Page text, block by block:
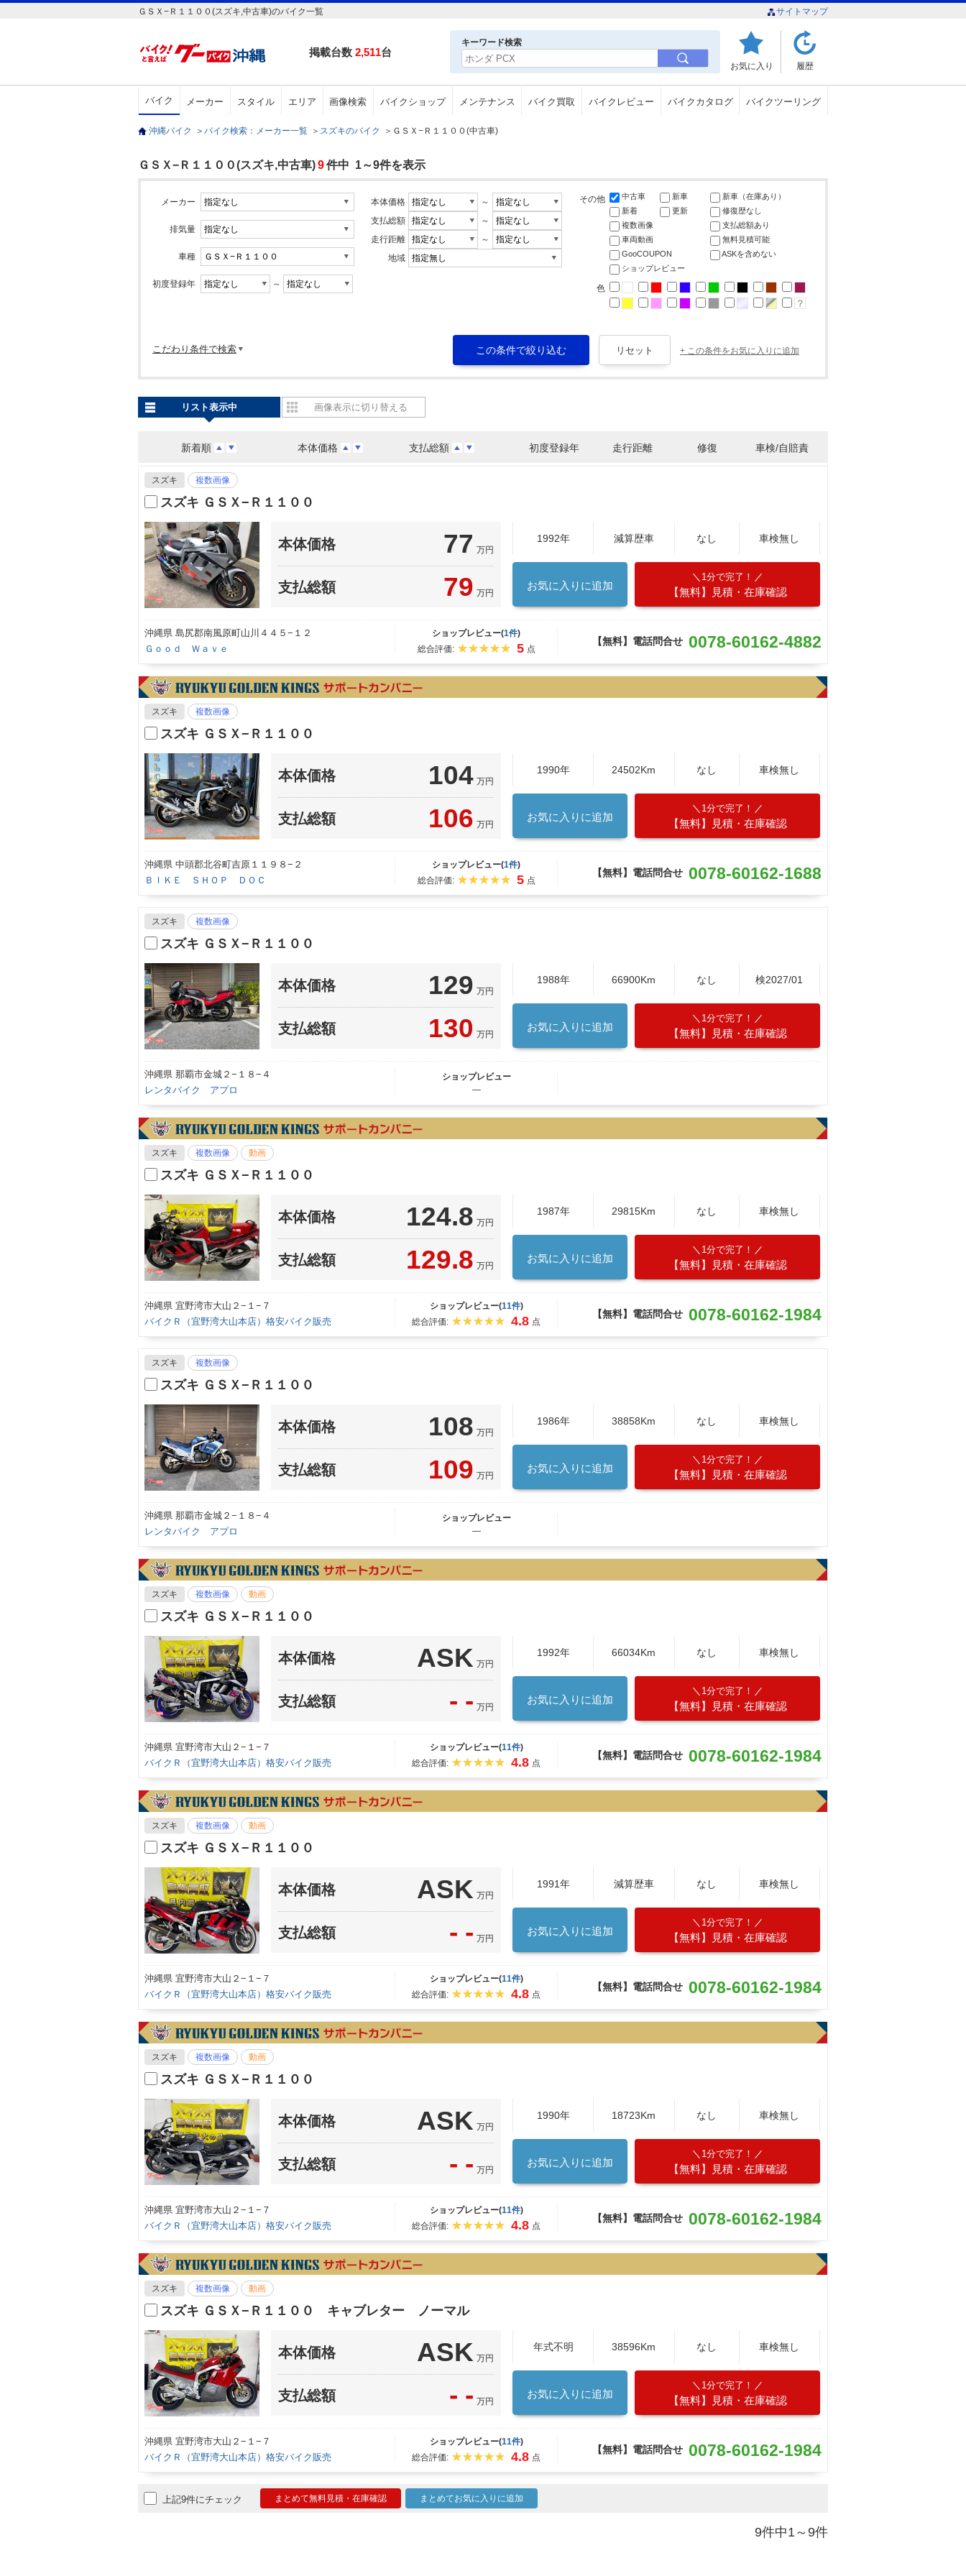
ＧＳＸ−Ｒ１１００(スズキ,中古車)のバイク一覧 サイトマップ
掲載台数 2,511台
キーワード検索
お気に入り 履歴
バイク メーカー スタイル エリア 画像検索 バイクショップ メンテナンス バイク買取 バイクレビュー バイクカタログ バイクツーリング
沖縄バイク ＞ バイク検索：メーカー一覧 ＞ スズキのバイク ＞ ＧＳＸ−Ｒ１１００(中古車)
ＧＳＸ−Ｒ１１００(スズキ,中古車)9件中 1～9件を表示
メーカー
排気量
車種
初度登録年 ～
本体価格
～
支払総額
～
走行距離
～
地域
その他 中古車 新車
新車（在庫あり）
新着
更新
修復歴なし
複数画像
支払総額あり
車両動画
無料見積可能
GooCOUPON
ASKを含めない
ショップレビュー
色
こだわり条件で検索 + この条件をお気に入りに追加
新着順 本体価格 支払総額 初度登録年 走行距離 修復 車検/自賠責
リスト表示中 画像表示に切り替える
スズキ 複数画像
スズキ ＧＳＸ−Ｒ１１００
本体価格 77 万円
支払総額 79 万円
1992年 減算歴車 なし 車検無し
お気に入りに追加
1分で完了！
【無料】見積・在庫確認
沖縄県 島尻郡南風原町山川４４５−１２
Ｇｏｏｄ Ｗａｖｅ
ショップレビュー(1件)
総合評価:
5 点
【無料】電話問合せ 0078-60162-4882
スズキ 複数画像
スズキ ＧＳＸ−Ｒ１１００
本体価格 104 万円
支払総額 106 万円
1990年 24502Km なし 車検無し
お気に入りに追加
1分で完了！
【無料】見積・在庫確認
沖縄県 中頭郡北谷町吉原１１９８−２
ＢＩＫＥ ＳＨＯＰ ＤＯＣ
ショップレビュー(1件)
総合評価:
5 点
【無料】電話問合せ 0078-60162-1688
スズキ 複数画像
スズキ ＧＳＸ−Ｒ１１００
本体価格 129 万円
支払総額 130 万円
1988年 66900Km なし 検2027/01
お気に入りに追加
1分で完了！
【無料】見積・在庫確認
沖縄県 那覇市金城２−１８−４
レンタバイク アプロ
ショップレビュー
―
スズキ 複数画像 動画
スズキ ＧＳＸ−Ｒ１１００
本体価格 124.8 万円
支払総額 129.8 万円
1987年 29815Km なし 車検無し
お気に入りに追加
1分で完了！
【無料】見積・在庫確認
沖縄県 宜野湾市大山２−１−７
バイクＲ（宜野湾大山本店）格安バイク販売
ショップレビュー(11件)
総合評価:
4.8 点
【無料】電話問合せ 0078-60162-1984
スズキ 複数画像
スズキ ＧＳＸ−Ｒ１１００
本体価格 108 万円
支払総額 109 万円
1986年 38858Km なし 車検無し
お気に入りに追加
1分で完了！
【無料】見積・在庫確認
沖縄県 那覇市金城２−１８−４
レンタバイク アプロ
ショップレビュー
―
スズキ 複数画像 動画
スズキ ＧＳＸ−Ｒ１１００
本体価格 ASK 万円
支払総額 - - 万円
1992年 66034Km なし 車検無し
お気に入りに追加
1分で完了！
【無料】見積・在庫確認
沖縄県 宜野湾市大山２−１−７
バイクＲ（宜野湾大山本店）格安バイク販売
ショップレビュー(11件)
総合評価:
4.8 点
【無料】電話問合せ 0078-60162-1984
スズキ 複数画像 動画
スズキ ＧＳＸ−Ｒ１１００
本体価格 ASK 万円
支払総額 - - 万円
1991年 減算歴車 なし 車検無し
お気に入りに追加
1分で完了！
【無料】見積・在庫確認
沖縄県 宜野湾市大山２−１−７
バイクＲ（宜野湾大山本店）格安バイク販売
ショップレビュー(11件)
総合評価:
4.8 点
【無料】電話問合せ 0078-60162-1984
スズキ 複数画像 動画
スズキ ＧＳＸ−Ｒ１１００
本体価格 ASK 万円
支払総額 - - 万円
1990年 18723Km なし 車検無し
お気に入りに追加
1分で完了！
【無料】見積・在庫確認
沖縄県 宜野湾市大山２−１−７
バイクＲ（宜野湾大山本店）格安バイク販売
ショップレビュー(11件)
総合評価:
4.8 点
【無料】電話問合せ 0078-60162-1984
スズキ 複数画像 動画
スズキ ＧＳＸ−Ｒ１１００ キャブレター ノーマル
本体価格 ASK 万円
支払総額 - - 万円
年式不明 38596Km なし 車検無し
お気に入りに追加
1分で完了！
【無料】見積・在庫確認
沖縄県 宜野湾市大山２−１−７
バイクＲ（宜野湾大山本店）格安バイク販売
ショップレビュー(11件)
総合評価:
4.8 点
【無料】電話問合せ 0078-60162-1984
上記9件にチェック まとめて無料見積・在庫確認 まとめてお気に入りに追加
9件中1～9件